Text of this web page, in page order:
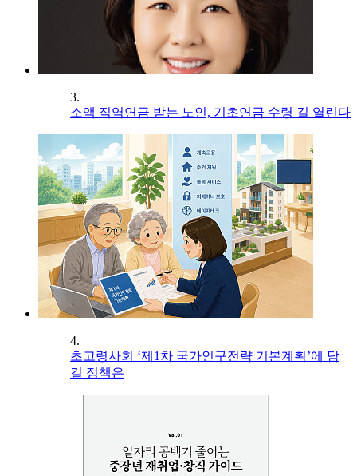
3.
소액 직역연금 받는 노인, 기초연금 수령 길 열린다
4.
초고령사회 ‘제1차 국가인구전략 기본계획’에 담
길 정책은